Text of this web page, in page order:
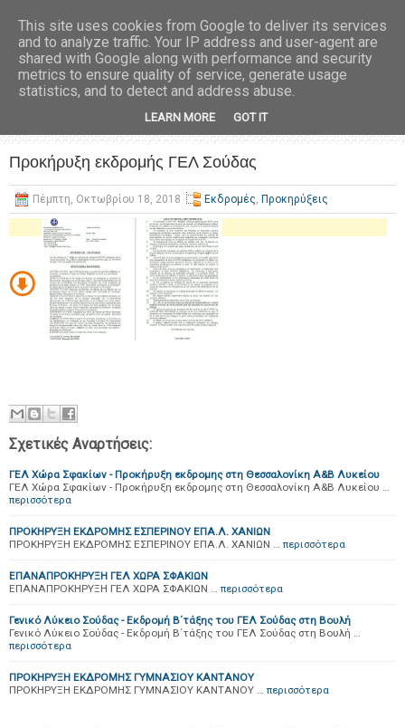
Προκήρυξη εκδρομής ΓΕΛ Σούδας
Πέμπτη, Οκτωβρίου 18, 2018 Εκδρομές, Προκηρύξεις
Σχετικές Αναρτήσεις:
ΓΕΛ Χώρα Σφακίων - Προκήρυξη εκδρομης στη Θεσσαλονίκη Α&Β Λυκείου
ΓΕΛ Χώρα Σφακίων - Προκήρυξη εκδρομης στη Θεσσαλονίκη Α&Β Λυκείου …
περισσότερα
ΠΡΟΚΗΡΥΞΗ ΕΚΔΡΟΜΗΣ ΕΣΠΕΡΙΝΟΥ ΕΠΑ.Λ. ΧΑΝΙΩΝ
ΠΡΟΚΗΡΥΞΗ ΕΚΔΡΟΜΗΣ ΕΣΠΕΡΙΝΟΥ ΕΠΑ.Λ. ΧΑΝΙΩΝ … περισσότερα
ΕΠΑΝΑΠΡΟΚΗΡΥΞΗ ΓΕΛ ΧΩΡΑ ΣΦΑΚΙΩΝ
ΕΠΑΝΑΠΡΟΚΗΡΥΞΗ ΓΕΛ ΧΩΡΑ ΣΦΑΚΙΩΝ … περισσότερα
Γενικό Λύκειο Σούδας - Εκδρομή Β΄τάξης του ΓΕΛ Σούδας στη Βουλή
Γενικό Λύκειο Σούδας - Εκδρομή Β΄τάξης του ΓΕΛ Σούδας στη Βουλή …
περισσότερα
ΠΡΟΚΗΡΥΞΗ ΕΚΔΡΟΜΗΣ ΓΥΜΝΑΣΙΟΥ ΚΑΝΤΑΝΟΥ
ΠΡΟΚΗΡΥΞΗ ΕΚΔΡΟΜΗΣ ΓΥΜΝΑΣΙΟΥ ΚΑΝΤΑΝΟΥ … περισσότερα
This site uses cookies from Google to deliver its services
and to analyze traffic. Your IP address and user-agent are
shared with Google along with performance and security
metrics to ensure quality of service, generate usage
statistics, and to detect and address abuse.
LEARN MORE GOT IT